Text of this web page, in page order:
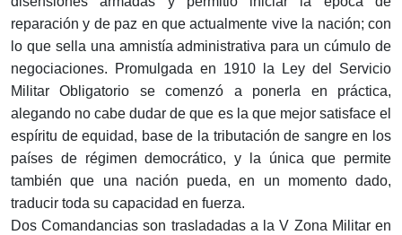
reparación y de paz en que actualmente vive la nación; con
lo que sella una amnistía administrativa para un cúmulo de
negociaciones. Promulgada en 1910 la Ley del Servicio
Militar Obligatorio se comenzó a ponerla en práctica,
alegando no cabe dudar de que es la que mejor satisface el
espíritu de equidad, base de la tributación de sangre en los
países de régimen democrático, y la única que permite
también que una nación pueda, en un momento dado,
traducir toda su capacidad en fuerza.
Dos Comandancias son trasladadas a la V Zona Militar en